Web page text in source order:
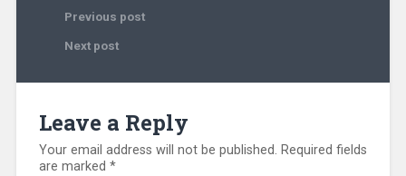
Previous post
Next post
Leave a Reply
Your email address will not be published. Required fields
are marked *